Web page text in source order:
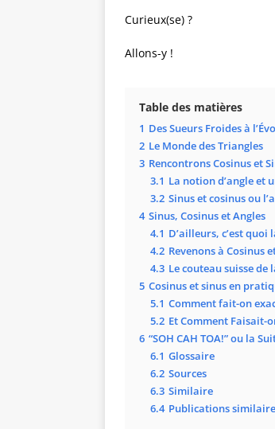
Curieux(se) ?
Allons-y !
Table des matières
1 Des Sueurs Froides à
2 Le Monde des Triangles
3 Rencontrons Cosinus et
3.1 La notion d’angle et
3.2 Sinus et cosinus ou
4 Sinus, Cosinus et Angles
4.1 D’ailleurs, c’est
4.2 Revenons à Cosinus
4.3 Le couteau suisse
5 Cosinus et sinus en
5.1 Comment fait-on
5.2 Et Comment Faisait-
6 “SOH CAH TOA!” ou la
6.1 Glossaire
6.2 Sources
6.3 Similaire
6.4 Publications